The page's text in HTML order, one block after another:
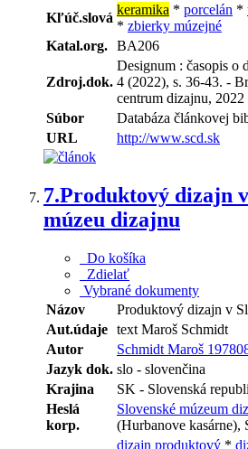
Kľúč.slová
keramika * porcelán *
* zbierky múzejné
Katal.org. BA206
Zdroj.dok.
Designum : časopis
4 (2022), s. 36-43. -
centrum dizajnu, 2022
Súbor
Databáza článkovej
URL
http://www.scd.sk
7.Produktový dizajn
múzeu dizajnu
Do košíka
Zdielať
Vybrané dokumenty
Názov
Produktový dizajn v
Aut.údaje text Maroš Schmidt
Autor
Schmidt Maroš
Jazyk dok. slo - slovenčina
Krajina
SK - Slovenská
Heslá
korp.
Slovenské múzeum
(Hurbanove kasárne),
dizajn produktový *